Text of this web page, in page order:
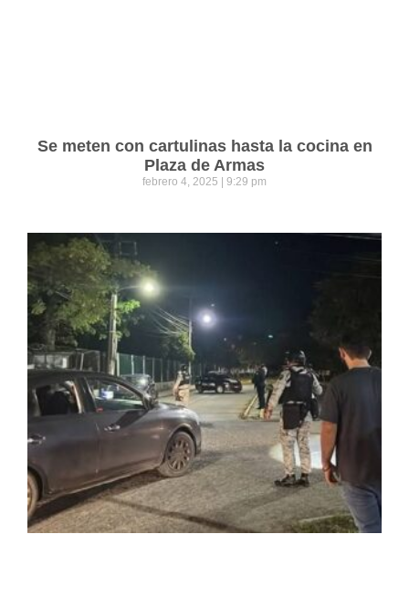
Se meten con cartulinas hasta la cocina en
Plaza de Armas
febrero 4, 2025 9:29 pm